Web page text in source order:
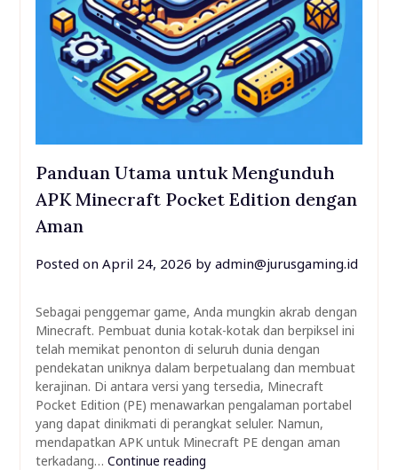
Panduan Utama untuk Mengunduh
APK Minecraft Pocket Edition dengan
Aman
Posted on April 24, 2026 by admin@jurusgaming.id
Sebagai penggemar game, Anda mungkin akrab dengan
Minecraft. Pembuat dunia kotak-kotak dan berpiksel ini
telah memikat penonton di seluruh dunia dengan
pendekatan uniknya dalam berpetualang dan membuat
kerajinan. Di antara versi yang tersedia, Minecraft
Pocket Edition (PE) menawarkan pengalaman portabel
yang dapat dinikmati di perangkat seluler. Namun,
mendapatkan APK untuk Minecraft PE dengan aman
terkadang… Continue reading